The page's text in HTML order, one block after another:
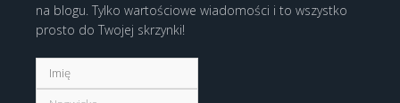
na blogu. Tylko wartościowe wiadomości i to wszystko
prosto do Twojej skrzynki!